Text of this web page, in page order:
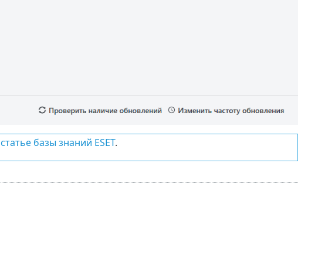
статье базы знаний ESET.